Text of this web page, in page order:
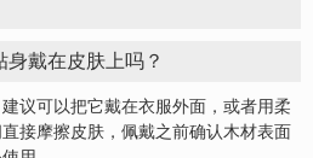
戴在皮肤上吗？
议可以把它戴在衣服外面，或者用柔
接摩擦皮肤，佩戴之前确认木材表面